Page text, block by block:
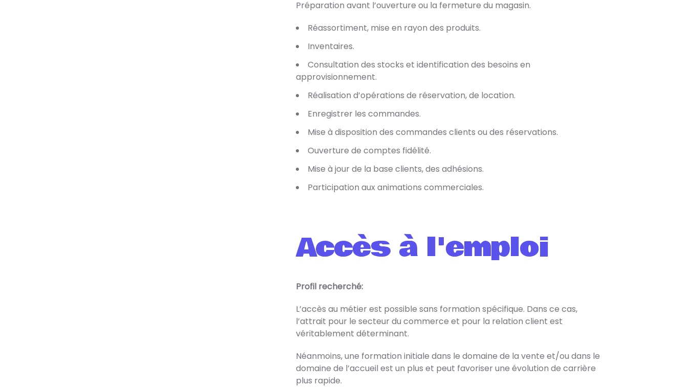
Préparation avant l’ouverture ou la fermeture du magasin.
Réassortiment, mise en rayon des produits.
Inventaires.
Consultation des stocks et identification des besoins en
approvisionnement.
Réalisation d’opérations de réservation, de location.
Enregistrer les commandes.
Mise à disposition des commandes clients ou des réservations.
Ouverture de comptes fidélité.
Mise à jour de la base clients, des adhésions.
Participation aux animations commerciales.
Accès à l'emploi
Profil recherché:
L’accès au métier est possible sans formation spécifique. Dans ce cas,
l’attrait pour le secteur du commerce et pour la relation client est
véritablement déterminant.
Néanmoins, une formation initiale dans le domaine de la vente et/ou dans le
domaine de l’accueil est un plus et peut favoriser une évolution de carrière
plus rapide.